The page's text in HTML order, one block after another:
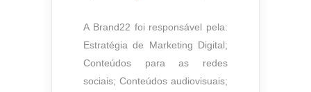
A Brand22 foi responsável pela:
Estratégia de Marketing Digital;
Conteúdos para as redes
sociais; Conteúdos audiovisuais;